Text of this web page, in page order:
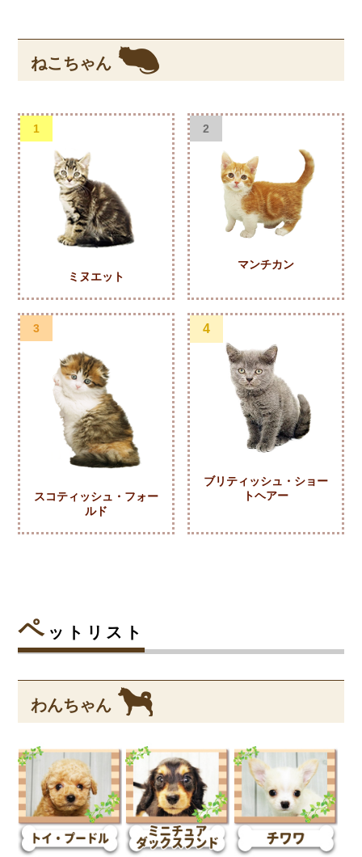
ねこちゃん
1
ミヌエット
2
マンチカン
3
スコティッシュ・フォー
ルド
4
ブリティッシュ・ショー
トヘアー
ペ ットリスト
わんちゃん